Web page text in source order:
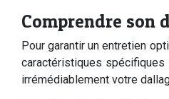
Comprendre son
Pour garantir un entretien
caractéristiques spécifiques
irrémédiablement votre